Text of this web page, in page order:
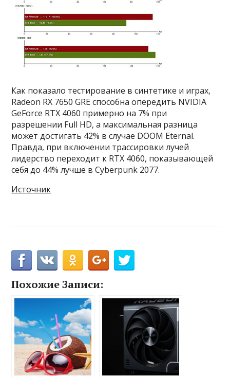
Как показало тестирование в синтетике и играх,
Radeon RX 7650 GRE способна опередить NVIDIA
GeForce RTX 4060 примерно на 7% при
разрешении Full HD, а максимальная разница
может достигать 42% в случае DOOM Eternal.
Правда, при включении трассировки лучей
лидерство переходит к RTX 4060, показывающей
себя до 44% лучше в Cyberpunk 2077.
Источник
Похожие Записи: